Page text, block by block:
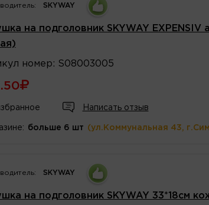
SKYWAY
на подголовник SKYWAY EXPENSIV
номер : S08003005
Написать отзыв
больше 6 шт (ул.Коммунальная 43,
SKYWAY
на подголовник SKYWAY 33*18см